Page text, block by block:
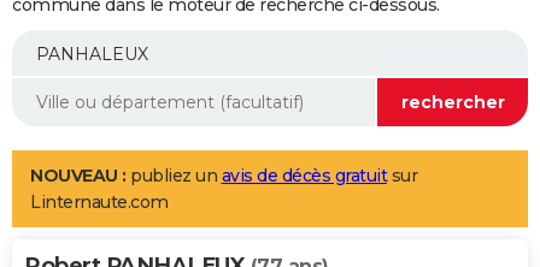
Essais
Réserver un essai
Citadines
Berlines
SUV
Forum auto
+
Mobiles
Meilleur smartphone
Internet
Ordinateurs
Jeux vidéo
Guide high-tech
Aménagement intérieur
LIFESTYLE
Art de vivre
Bien-être
Loisirs
Mode
Modes de vie
Alimentation
Guide de la santé
Maladies
Médicaments
Sommeil
commune dans le moteur de recherche ci-dessous.
NOUVEAU : publiez un avis de décès gratuitsur
Linternaute.com